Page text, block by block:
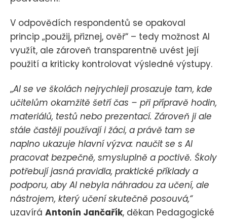
V odpovědích respondentů se opakoval
princip „použij, přiznej, ověř“ – tedy možnost AI
využít, ale zároveň transparentně uvést její
použití a kriticky kontrolovat výsledné výstupy.
„AI se ve školách nejrychleji prosazuje tam, kde
učitelům okamžitě šetří čas – při přípravě hodin,
materiálů, testů nebo prezentací. Zároveň ji ale
stále častěji používají i žáci, a právě tam se
naplno ukazuje hlavní výzva: naučit se s AI
pracovat bezpečně, smysluplně a poctivě. Školy
potřebují jasná pravidla, praktické příklady a
podporu, aby AI nebyla náhradou za učení, ale
nástrojem, který učení skutečně posouvá,“
uzavírá Antonín Jančařík, děkan Pedagogické